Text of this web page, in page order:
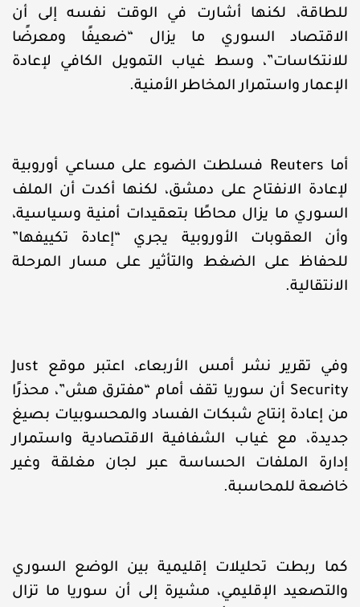
للطاقة، لكنها أشارت في الوقت نفسه إلى أن
الاقتصاد السوري ما يزال “ضعيفًا ومعرضًا
للانتكاسات”، وسط غياب التمويل الكافي لإعادة
الإعمار واستمرار المخاطر الأمنية.
أما Reuters فسلطت الضوء على مساعي أوروبية
لإعادة الانفتاح على دمشق، لكنها أكدت أن الملف
السوري ما يزال محاطًا بتعقيدات أمنية وسياسية،
وأن العقوبات الأوروبية يجري “إعادة تكييفها”
للحفاظ على الضغط والتأثير على مسار المرحلة
الانتقالية.
وفي تقرير نشر أمس الأربعاء، اعتبر موقع Just
Security أن سوريا تقف أمام “مفترق هش”، محذرًا
من إعادة إنتاج شبكات الفساد والمحسوبيات بصيغ
جديدة، مع غياب الشفافية الاقتصادية واستمرار
إدارة الملفات الحساسة عبر لجان مغلقة وغير
خاضعة للمحاسبة.
كما ربطت تحليلات إقليمية بين الوضع السوري
والتصعيد الإقليمي، مشيرة إلى أن سوريا ما تزال